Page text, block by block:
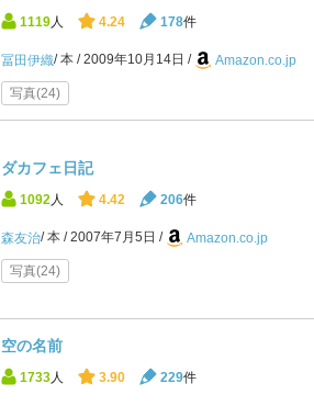
1119 人 4.24 178件
冨田伊織 本 2009年10月14日 Amazon.co.jp
写真(24)
ダカフェ日記
1092 人 4.42 206件
森友治 本 2007年7月5日 Amazon.co.jp
写真(24)
空の名前
1733 人 3.90 229件